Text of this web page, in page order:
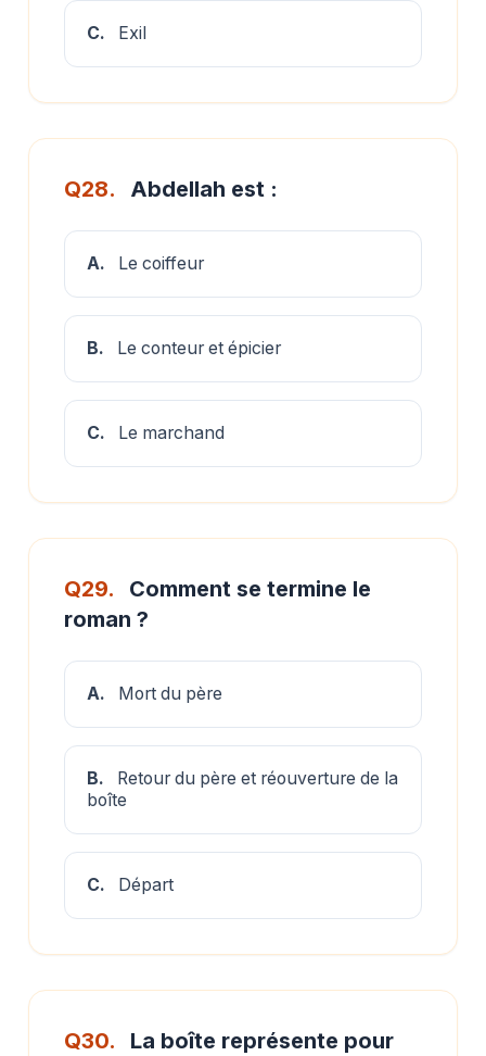
C. Exil
Q28. Abdellah est :
A. Le coiffeur
B. Le conteur et épicier
C. Le marchand
Q29.
Comment se termine le
roman ?
A. Mort du père
B.
Retour du père et réouverture de la
boîte
C. Départ
Q30.
La boîte représente pour